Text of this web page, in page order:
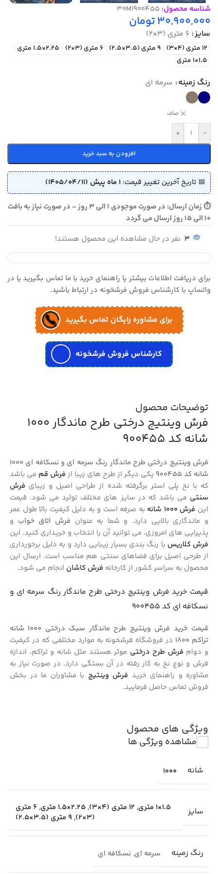
شناسه محصول: 30M1900455
30,900,000تومان
سایز 6 متری (3×2)
12 متری (4×3) 9 متری (3.5×2.5) 6 متری (3×2)
2.25×1.5 متری
1.5×1 متری
رنگ زمینه سرمه ای
صاف
-
+
افزودن به سبد خرید
📅 تاریخ آخرین تغییر قیمت: 1 ماه پیش (1405/04/11)
⏱ زمان ارسال: در صورت موجودی 1 الی 3 روز - در صورت نیاز به بافت
10 الی 15 روز ارسال می گردد
3 نفر در حال مشاهده این محصول هستند!
برای دریافت اطلاعات بیشتر یا راهنمای خرید با ما تماس بگیرید یا در
واتساپ با کارشناس فروش فرشخونه در ارتباط باشید.
برای مشاوره رایگان تماس بگیرید
کارشناس فروش فرشخونه
توضیحات محصول
فرش وینتیج درختی طرح ماندگار 1000
شانه کد 900455
فرش وینتیج درختی طرح ماندگار رنگ سرمه ای و نسکافه ای 1000
شانه کد 900455
یکی دیگر از طرح های زیبا از فرش قم می باشد
که با نخ پلی استر برگرفته شده از طراحی اصیل و زیبای فرش
سنتی می باشد که در سایز های مختلف تولید می شود. قیمت
این فرش 1000 شانه
به صرفه است و به دلیل کیفیت بالا طول عمر
و ماندگاری بالایی دارد. و شما به عنوان فرش اتاق خواب و
پذیرایی های امروزی، می توانید آن را انتخاب و خریداری کنید. این
فرش کلاریس با رنگ بندی بسیار زیبایی دارد و به دلیل برخورداری
از طرحی اصیل برای فضاهای سنتی هم مناسب است. ارسال این
محصول به سراسر کشور از کارخانه فرش کاشان انجام می شود.
قیمت خرید فرش وینتیج درختی طرح ماندگار رنگ سرمه ای و
نسکافه ای کد 900455
قیمت خرید فرش
وینتیج طرح ماندگار سبک درختی 1000 شانه
تراکم 1800
در فروشگاه فرشخونه به موارد مختلفی که در کیفیت
و دوام فرش طرح درختی موثر هستند مثل شانه و تراکم، اندازه
فرش و نوع نخ به کار رفته در آن بستگی دارد. در صورت نیاز به
مشاوره و راهنمای خرید فرش وینتیج با مشاوران ما در بخش
فروش تماس حاصل فرمایید.
ویژگی های محصول
مشاهده ویژگی ها
شانه 1000
سایز 1.5×1 متری , 12 متری (4×3) ,2.25×1.5 متری ,
6 متری
(3×2)
, 9 متری (3.5×2.5)
رنگ زمینه سرمه ای, نسکافه ای